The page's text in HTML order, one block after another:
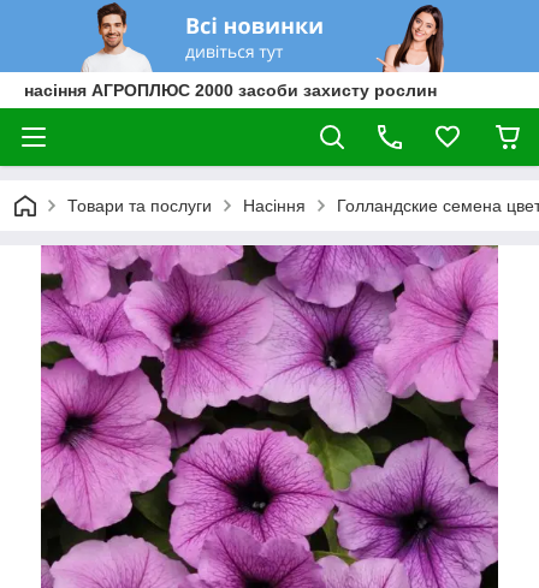
насіння АГРОПЛЮС 2000 засоби захисту рослин
Товари та послуги Насіння Голландские семена